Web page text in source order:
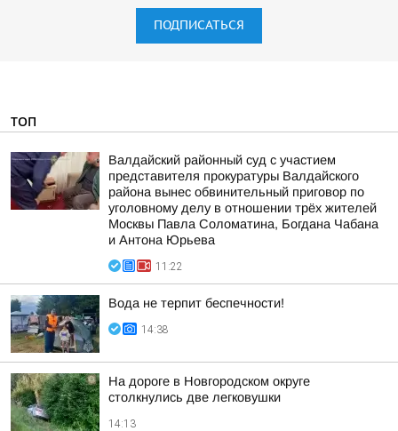
ПОДПИСАТЬСЯ
ТОП
Валдайский районный суд с участием
представителя прокуратуры Валдайского
района вынес обвинительный приговор по
уголовному делу в отношении трёх жителей
Москвы Павла Соломатина, Богдана Чабана
и Антона Юрьева
11:22
Вода не терпит беспечности!
14:38
На дороге в Новгородском округе
столкнулись две легковушки
14:13